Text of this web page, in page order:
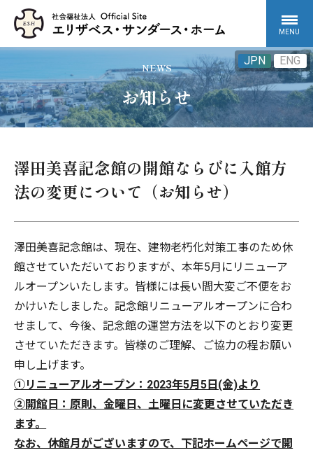
JPN ENG
MENU
NEWS
お知らせ
澤田美喜記念館の開館ならびに入館方
法の変更について（お知らせ）
澤田美喜記念館は、現在、建物老朽化対策工事のため休
館させていただいておりますが、本年5月にリニューア
ルオープンいたします。皆様には長い間大変ご不便をお
かけいたしました。記念館リニューアルオープンに合わ
せまして、今後、記念館の運営方法を以下のとおり変更
させていただきます。皆様のご理解、ご協力の程お願い
申し上げます。
①リニューアルオープン：2023年5月5日(金)より
②開館日：原則、金曜日、土曜日に変更させていただき
ます。
なお、休館月がございますので、下記ホームページで開